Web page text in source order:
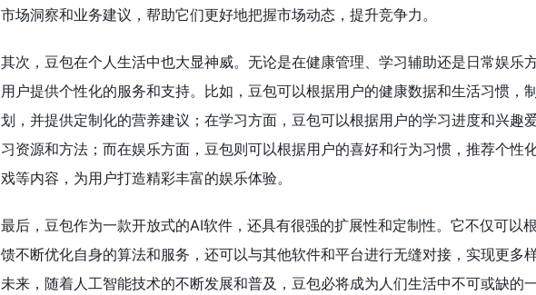
市场洞察和业务建议，帮助它们更好地把握市场动态，提升竞争力。
其次，豆包在个人生活中也大显神威。无论是在健康管理、学习辅助还是日常娱乐
用户提供个性化的服务和支持。比如，豆包可以根据用户的健康数据和生活习惯，
划，并提供定制化的营养建议；在学习方面，豆包可以根据用户的学习进度和兴趣
习资源和方法；而在娱乐方面，豆包则可以根据用户的喜好和行为习惯，推荐个性
戏等内容，为用户打造精彩丰富的娱乐体验。
最后，豆包作为一款开放式的AI软件，还具有很强的扩展性和定制性。它不仅可以
馈不断优化自身的算法和服务，还可以与其他软件和平台进行无缝对接，实现更多
未来，随着人工智能技术的不断发展和普及，豆包必将成为人们生活中不可或缺的